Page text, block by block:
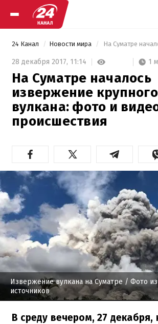
24 Канал Новости мира
28 декабря 2017, 11:14 1
На Суматре началось
извержение крупного
вулкана: фото и
происшествия
Извержение вулкана на Суматре / Фото
источников
В среду вечером, 27 декабря,